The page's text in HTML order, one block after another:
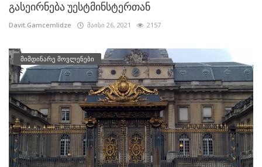
გასეირნება უესტმინსტერთან
Davit.Gamcemlidze მაისი 26, 2021 2157
მიმდინარე მოვლენები